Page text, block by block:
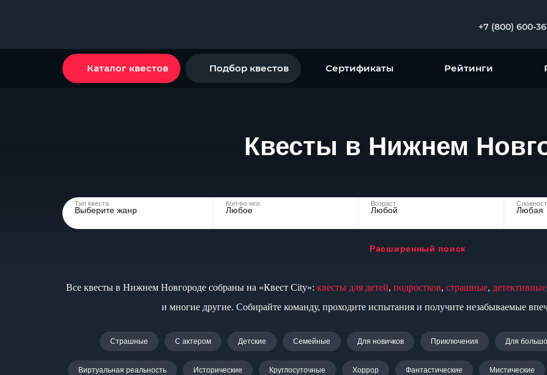
+7 (800) 600-
Каталог квестов Подбор квестов Сертификаты Рейтинги
Квесты в Нижнем
Тип квеста
Выберите жанр
Кол-во чел.
Любое
Возраст
Любой Любая
Расширенный поиск
Все квесты в Нижнем Новгороде собраны на «Квест City»: квесты для детей, подростков, страшные, детективные
и многие другие. Собирайте команду, проходите испытания и получите незабываемые
Страшные С актером Детские Семейные Для новичков Приключения Для
Виртуальная реальность Исторические Круглосуточные Хоррор Фантастические Мистические